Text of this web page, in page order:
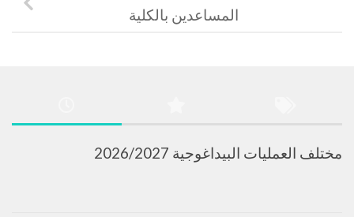
المساعدين بالكلية
مختلف العمليات البيداغوجية 2026/2027